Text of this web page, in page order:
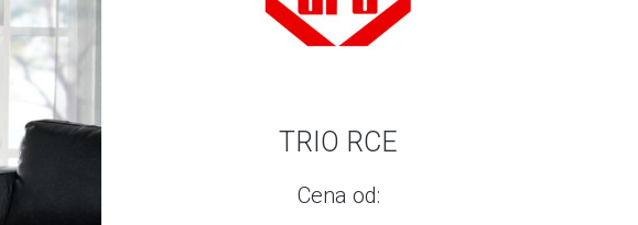
TRIO RCE
Cena od: